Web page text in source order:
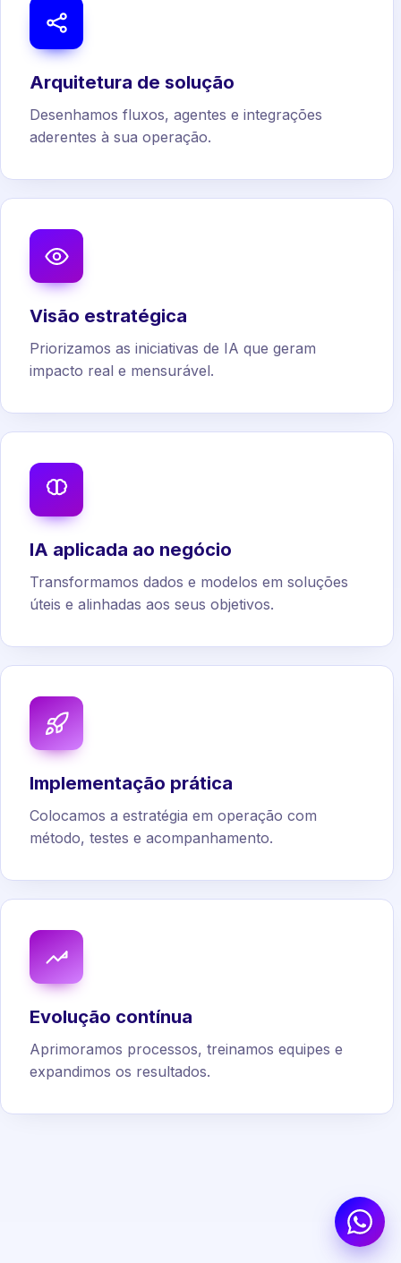
Arquitetura de solução
Desenhamos fluxos, agentes e integrações
aderentes à sua operação.
Visão estratégica
Priorizamos as iniciativas de IA que geram
impacto real e mensurável.
IA aplicada ao negócio
Transformamos dados e modelos em soluções
úteis e alinhadas aos seus objetivos.
Implementação prática
Colocamos a estratégia em operação com
método, testes e acompanhamento.
Evolução contínua
Aprimoramos processos, treinamos equipes e
expandimos os resultados.